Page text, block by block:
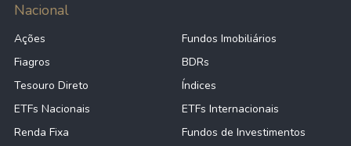
Nacional
Ações
Fundos Imobiliários
Fiagros
BDRs
Tesouro Direto
Índices
ETFs Nacionais
ETFs Internacionais
Renda Fixa
Fundos de Investimentos